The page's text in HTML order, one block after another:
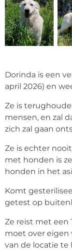
Dorinda is een
april 2026) en
Ze is
mensen, en zal
zich zal gaan
Ze is echter
met honden is
honden in het
Komt
getest op
Ze reist met een
moet over eigen
van de locatie te